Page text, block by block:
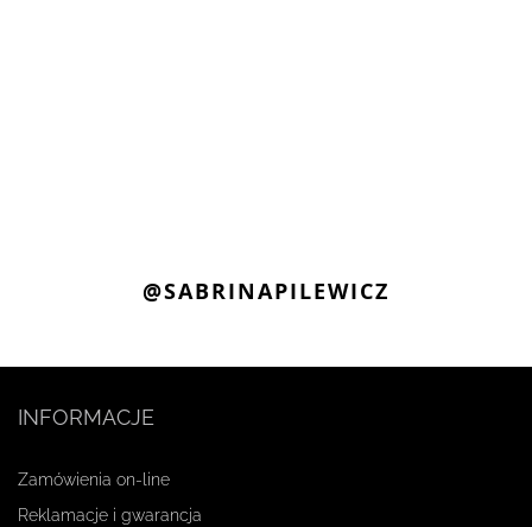
@SABRINAPILEWICZ
INFORMACJE
Zamówienia on-line
Reklamacje i gwarancja